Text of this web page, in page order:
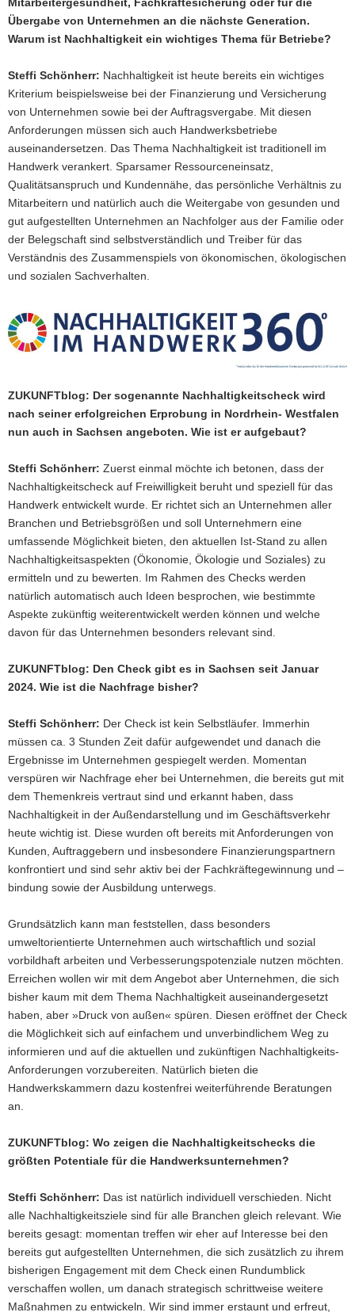
Mitarbeitergesundheit, Fachkräftesicherung oder für die
Übergabe von Unternehmen an die nächste Generation.
Warum ist Nachhaltigkeit ein wichtiges Thema für Betriebe?
Steffi Schönherr: Nachhaltigkeit ist heute bereits ein wichtiges
Kriterium beispielsweise bei der Finanzierung und Versicherung
von Unternehmen sowie bei der Auftragsvergabe. Mit diesen
Anforderungen müssen sich auch Handwerksbetriebe
auseinandersetzen. Das Thema Nachhaltigkeit ist traditionell im
Handwerk verankert. Sparsamer Ressourceneinsatz,
Qualitätsanspruch und Kundennähe, das persönliche Verhältnis zu
Mitarbeitern und natürlich auch die Weitergabe von gesunden und
gut aufgestellten Unternehmen an Nachfolger aus der Familie oder
der Belegschaft sind selbstverständlich und Treiber für das
Verständnis des Zusammenspiels von ökonomischen, ökologischen
und sozialen Sachverhalten.
ZUKUNFTblog: Der sogenannte Nachhaltigkeitscheck wird
nach seiner erfolgreichen Erprobung in Nordrhein- Westfalen
nun auch in Sachsen angeboten. Wie ist er aufgebaut?
Steffi Schönherr: Zuerst einmal möchte ich betonen, dass der
Nachhaltigkeitscheck auf Freiwilligkeit beruht und speziell für das
Handwerk entwickelt wurde. Er richtet sich an Unternehmen aller
Branchen und Betriebsgrößen und soll Unternehmern eine
umfassende Möglichkeit bieten, den aktuellen Ist-Stand zu allen
Nachhaltigkeitsaspekten (Ökonomie, Ökologie und Soziales) zu
ermitteln und zu bewerten. Im Rahmen des Checks werden
natürlich automatisch auch Ideen besprochen, wie bestimmte
Aspekte zukünftig weiterentwickelt werden können und welche
davon für das Unternehmen besonders relevant sind.
ZUKUNFTblog: Den Check gibt es in Sachsen seit Januar
2024. Wie ist die Nachfrage bisher?
Steffi Schönherr: Der Check ist kein Selbstläufer. Immerhin
müssen ca. 3 Stunden Zeit dafür aufgewendet und danach die
Ergebnisse im Unternehmen gespiegelt werden. Momentan
verspüren wir Nachfrage eher bei Unternehmen, die bereits gut mit
dem Themenkreis vertraut sind und erkannt haben, dass
Nachhaltigkeit in der Außendarstellung und im Geschäftsverkehr
heute wichtig ist. Diese wurden oft bereits mit Anforderungen von
Kunden, Auftraggebern und insbesondere Finanzierungspartnern
konfrontiert und sind sehr aktiv bei der Fachkräftegewinnung und –
bindung sowie der Ausbildung unterwegs.
Grundsätzlich kann man feststellen, dass besonders
umweltorientierte Unternehmen auch wirtschaftlich und sozial
vorbildhaft arbeiten und Verbesserungspotenziale nutzen möchten.
Erreichen wollen wir mit dem Angebot aber Unternehmen, die sich
bisher kaum mit dem Thema Nachhaltigkeit auseinandergesetzt
haben, aber »Druck von außen« spüren. Diesen eröffnet der Check
die Möglichkeit sich auf einfachem und unverbindlichem Weg zu
informieren und auf die aktuellen und zukünftigen Nachhaltigkeits-
Anforderungen vorzubereiten. Natürlich bieten die
Handwerkskammern dazu kostenfrei weiterführende Beratungen
an.
ZUKUNFTblog: Wo zeigen die Nachhaltigkeitschecks die
größten Potentiale für die Handwerksunternehmen?
Steffi Schönherr: Das ist natürlich individuell verschieden. Nicht
alle Nachhaltigkeitsziele sind für alle Branchen gleich relevant. Wie
bereits gesagt: momentan treffen wir eher auf Interesse bei den
bereits gut aufgestellten Unternehmen, die sich zusätzlich zu ihrem
bisherigen Engagement mit dem Check einen Rundumblick
verschaffen wollen, um danach strategisch schrittweise weitere
Maßnahmen zu entwickeln. Wir sind immer erstaunt und erfreut,